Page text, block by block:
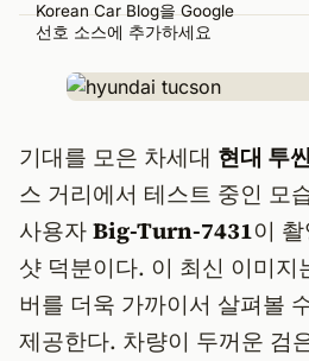
Korean Car Blog을 Google
선호 소스에 추가하세요
기대를 모은 차세대 현대 투
스 거리에서 테스트 중인 모
사용자Big-Turn-7431이
샷 덕분이다. 이 최신 이미지
버를 더욱 가까이서 살펴볼
제공한다. 차량이 두꺼운 검